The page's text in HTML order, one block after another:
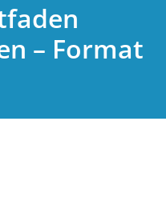
– Format